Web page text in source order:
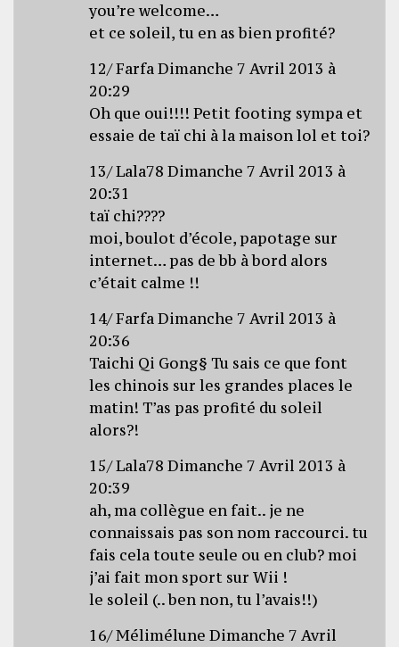
you’re welcome…
et ce soleil, tu en as bien profité?
12/ Farfa Dimanche 7 Avril 2013 à
20:29
Oh que oui!!!! Petit footing sympa et
essaie de taï chi à la maison lol et toi?
13/ Lala78 Dimanche 7 Avril 2013 à
20:31
taï chi????
moi, boulot d’école, papotage sur
internet… pas de bb à bord alors
c’était calme !!
14/ Farfa Dimanche 7 Avril 2013 à
20:36
Taichi Qi Gong§ Tu sais ce que font
les chinois sur les grandes places le
matin! T’as pas profité du soleil
alors?!
15/ Lala78 Dimanche 7 Avril 2013 à
20:39
ah, ma collègue en fait.. je ne
connaissais pas son nom raccourci. tu
fais cela toute seule ou en club? moi
j’ai fait mon sport sur Wii !
le soleil (.. ben non, tu l’avais!!)
16/ Mélimélune Dimanche 7 Avril